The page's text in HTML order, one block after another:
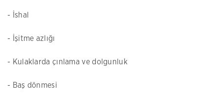
- İshal
- İşitme azlığı
- Kulaklarda çınlama ve dolgunluk
- Baş dönmesi